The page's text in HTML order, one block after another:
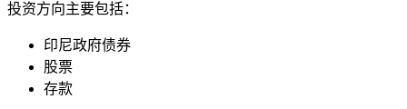
投资方向主要包括：
印尼政府债券
股票
存款